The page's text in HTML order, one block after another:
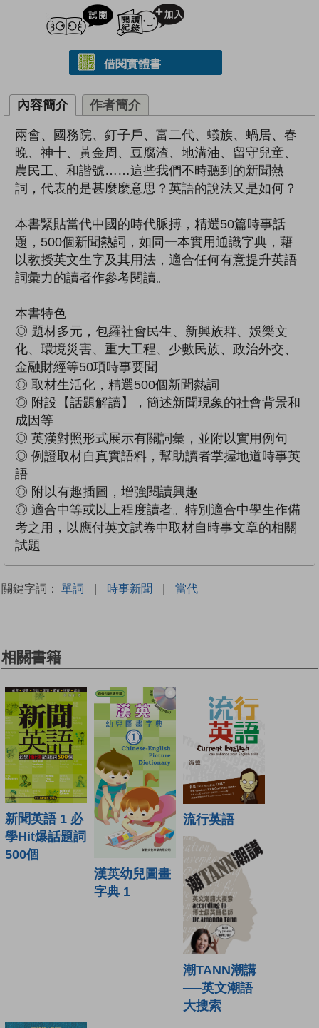
試閲
借閱實體書
內容簡介 作者簡介
兩會、國務院、釘子戶、富二代、蟻族、蝸居、春
晚、神十、黃金周、豆腐渣、地溝油、留守兒童、
農民工、和諧號……這些我們不時聽到的新聞熱
詞，代表的是甚麼麼意思？英語的說法又是如何？
本書緊貼當代中國的時代脈搏，精選50篇時事話
題，500個新聞熱詞，如同一本實用通識字典，藉
以教授英文生字及其用法，適合任何有意提升英語
詞彙力的讀者作參考閱讀。
本書特色
◎ 題材多元，包羅社會民生、新興族群、娛樂文
化、環境災害、重大工程、少數民族、政治外交、
金融財經等50項時事要聞
◎ 取材生活化，精選500個新聞熱詞
◎ 附設【話題解讀】，簡述新聞現象的社會背景和
成因等
◎ 英漢對照形式展示有關詞彙，並附以實用例句
◎ 例證取材自真實語料，幫助讀者掌握地道時事英
語
◎ 附以有趣插圖，增強閱讀興趣
◎ 適合中等或以上程度讀者。特別適合中學生作備
考之用，以應付英文試卷中取材自時事文章的相關
試題
關鍵字詞： 單詞 | 時事新聞 | 當代
相關書籍
新聞英語 1 必
學Hit爆話題詞
500個
漢英幼兒圖畫
字典 1
流行英語
潮TANN潮講
──英文潮語
大搜索